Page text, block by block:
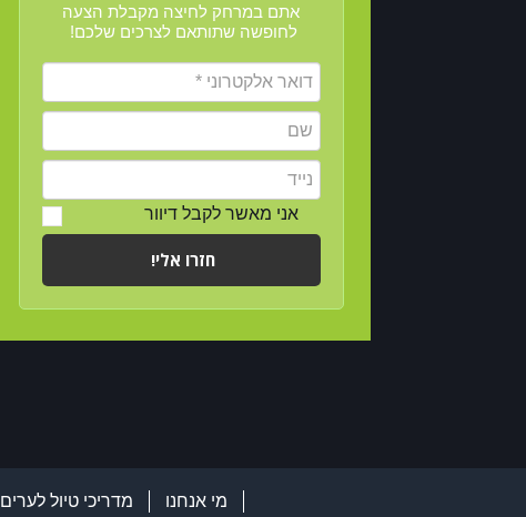
אתם במרחק לחיצה מקבלת הצעה
לחופשה שתותאם לצרכים שלכם!
אני מאשר לקבל דיוור
חזרו אלי!
מי אנחנו מדריכי טיול לערים